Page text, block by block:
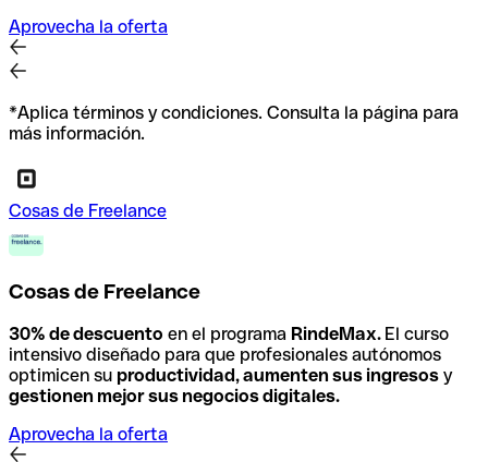
Aprovecha la oferta
*Aplica términos y condiciones. Consulta la página para
más información.
Cosas de Freelance
Cosas de Freelance
30% de descuento en el programa RindeMax. El curso
intensivo diseñado para que profesionales autónomos
optimicen su productividad, aumenten sus ingresos y
gestionen mejor sus negocios digitales.
Aprovecha la oferta